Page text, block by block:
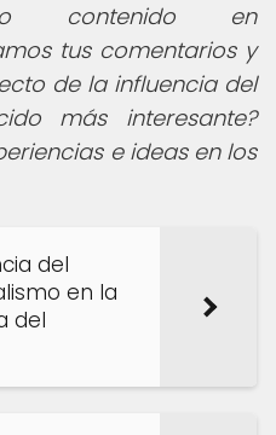
contenido en
tus comentarios y
de la influencia del
más interesante?
e ideas en los
del
en la
del